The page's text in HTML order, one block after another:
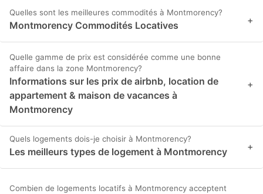
Quelles sont les meilleures commodités à Montmorency?
Montmorency Commodités Locatives +
Quelle gamme de prix est considérée comme une bonne
affaire dans la zone Montmorency?
Informations sur les prix de airbnb, location de
appartement & maison de vacances à
Montmorency
+
Quels logements dois-je choisir à Montmorency?
Les meilleurs types de logement à Montmorency +
Combien de logements locatifs à Montmorency acceptent